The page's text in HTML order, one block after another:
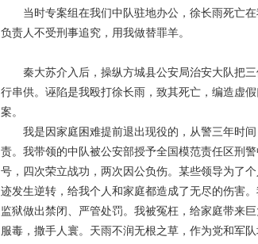
当时专案组在我们中队驻地办公，徐长雨死亡
负责人不受刑事追究，用我做替罪羊。
秦大苏介入后，操纵方城县公安局治安大队把
行串供。诬陷是我殴打徐长雨，致其死亡，编造虚
案。
我是因家庭困难提前退出现役的，从警三年时
责。我带领的中队被公安部授予全国模范责任区刑
号，四次荣立战功，两次因公负伤。某些领导为了
迹发生逆转，给我个人和家庭都造成了无尽的伤害
监狱做出禁闭、严管处罚。我被冤枉，给家庭带来
服毒，撒手人寰。天雨不润无根之草，作为党和军